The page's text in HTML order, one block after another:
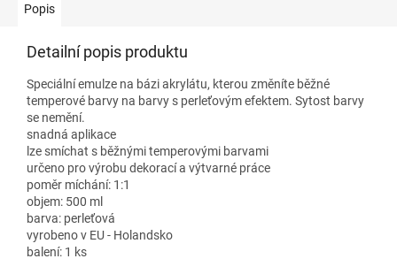
Popis
Detailní popis produktu
Speciální emulze na bázi akrylátu, kterou změníte běžné
temperové barvy na barvy s perleťovým efektem. Sytost barvy
se nemění.
snadná aplikace
lze smíchat s běžnými temperovými barvami
určeno pro výrobu dekorací a výtvarné práce
poměr míchání: 1:1
objem: 500 ml
barva: perleťová
vyrobeno v EU - Holandsko
balení: 1 ks